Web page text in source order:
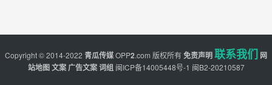
Copyright © 2014-2022 青瓜传媒OPP2.com 版权所有免责声明联系我们 网
站地图文案广告文案词组 闽ICP备14005448号-1 闽B2-20210587